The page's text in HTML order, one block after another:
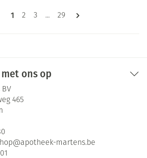
Pagina's
U lees momenteel pagina
1 Pagina
2 Pagina
3 ... Pagina
29
ons op
465
apotheek-martens.be